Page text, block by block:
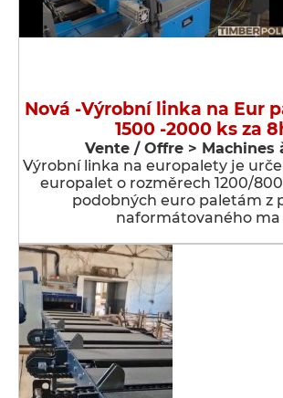
Nová -Výrobní linka na Eur
1500 -2000 ks za
Vente / Offre > Machines
Výrobní linka na europalety je
europalet o rozměrech 1200/
podobných euro paletám z
naformátovaného ma